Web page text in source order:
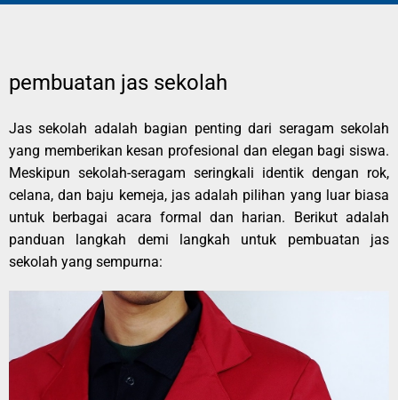
pembuatan jas sekolah
Jas sekolah adalah bagian penting dari seragam sekolah
yang memberikan kesan profesional dan elegan bagi siswa.
Meskipun sekolah-seragam seringkali identik dengan rok,
celana, dan baju kemeja, jas adalah pilihan yang luar biasa
untuk berbagai acara formal dan harian. Berikut adalah
panduan langkah demi langkah untuk pembuatan jas
sekolah yang sempurna: